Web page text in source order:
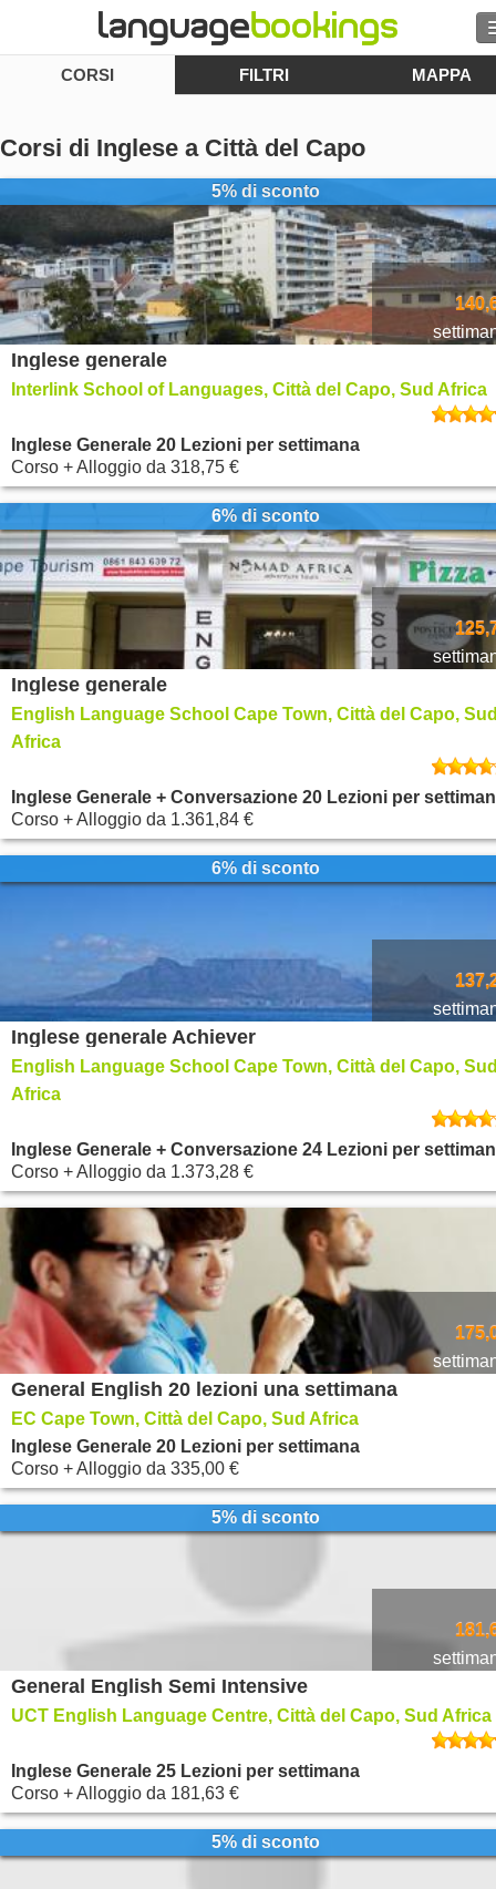
Cerca
SFOGLIARE
Entra
Aiuto
Valuta €
CORSI FILTRI MAPPA
Corsi di Inglese a Città del Capo
5% di sconto
Inglese generale
Interlink School of Languages, Città del Capo, Sud Africa
Inglese Generale 20 Lezioni per settimana
Corso + Alloggio da 318,75 €
6% di sconto
Inglese generale
English Language School Cape Town, Città del Capo,
Africa
Inglese Generale + Conversazione 20 Lezioni per
Corso + Alloggio da 1.361,84 €
6% di sconto
Inglese generale Achiever
English Language School Cape Town, Città del Capo,
Africa
Inglese Generale + Conversazione 24 Lezioni per
Corso + Alloggio da 1.373,28 €
General English 20 lezioni una settimana
EC Cape Town, Città del Capo, Sud Africa
Inglese Generale 20 Lezioni per settimana
Corso + Alloggio da 335,00 €
5% di sconto
General English Semi Intensive
UCT English Language Centre, Città del Capo, Sud Africa
Inglese Generale 25 Lezioni per settimana
Corso + Alloggio da 181,63 €
5% di sconto